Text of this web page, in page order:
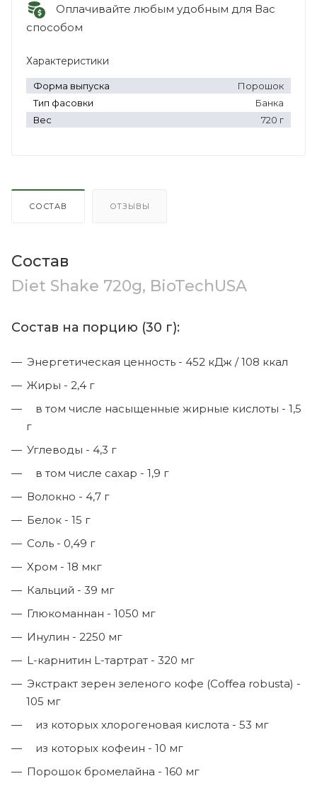
Оплачивайте любым удобным для Вас
способом
Характеристики
Форма выпуска
Порошок
Тип фасовки
Банка
Вес
720 г
СОСТАВ ОТЗЫВЫ
Состав
Diet Shake 720g, BioTechUSA
Состав на порцию (30 г):
Энергетическая ценность - 452 кДж / 108 ккал
Жиры - 2,4 г
в том числе насыщенные жирные кислоты - 1,5
г
Углеводы - 4,3 г
в том числе сахар - 1,9 г
Волокно - 4,7 г
Белок - 15 г
Соль - 0,49 г
Хром - 18 мкг
Кальций - 39 мг
Глюкоманнан - 1050 мг
Инулин - 2250 мг
L-карнитин L-тартрат - 320 мг
Экстракт зерен зеленого кофе (Coffea robusta) -
105 мг
из которых хлорогеновая кислота - 53 мг
из которых кофеин - 10 мг
Порошок бромелайна - 160 мг